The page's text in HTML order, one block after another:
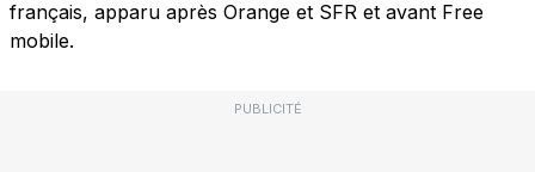
français, apparu après Orange et SFR et avant Free
mobile.
PUBLICITÉ